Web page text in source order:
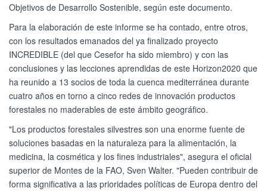
Objetivos de Desarrollo Sostenible, según este documento.
Para la elaboración de este informe se ha contado, entre otros,
con los resultados emanados del ya finalizado proyecto
INCREDIBLE (del que Cesefor ha sido miembro) y con las
conclusiones y las lecciones aprendidas de este Horizon2020 que
ha reunido a 13 socios de toda la cuenca mediterránea durante
cuatro años en torno a cinco redes de innovación productos
forestales no maderables de este ámbito geográfico.
"Los productos forestales silvestres son una enorme fuente de
soluciones basadas en la naturaleza para la alimentación, la
medicina, la cosmética y los fines industriales", asegura el oficial
superior de Montes de la FAO, Sven Walter. "Pueden contribuir de
forma significativa a las prioridades políticas de Europa dentro del